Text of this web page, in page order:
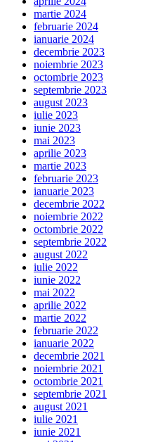
martie 2024
februarie 2024
ianuarie 2024
decembrie 2023
noiembrie 2023
octombrie 2023
septembrie 2023
august 2023
iulie 2023
iunie 2023
mai 2023
aprilie 2023
martie 2023
februarie 2023
ianuarie 2023
decembrie 2022
noiembrie 2022
octombrie 2022
septembrie 2022
august 2022
iulie 2022
iunie 2022
mai 2022
aprilie 2022
martie 2022
februarie 2022
ianuarie 2022
decembrie 2021
noiembrie 2021
octombrie 2021
septembrie 2021
august 2021
iulie 2021
iunie 2021